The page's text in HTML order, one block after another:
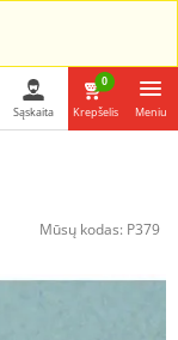
Sąskaita
0
Krepšelis Meniu
Mūsų kodas: P379